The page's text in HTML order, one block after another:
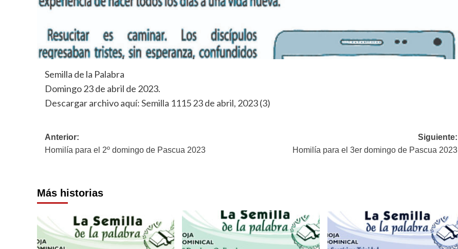
Semilla de la Palabra
Domingo 23 de abril de 2023.
Descargar archivo aquí:Semilla 1115 23 de abril, 2023 (3)
Navegación
de
Anterior:
Homilía para el 2º domingo de Pascua 2023
Siguiente:
Homilía para el 3er domingo de Pascua 2023
Más historias